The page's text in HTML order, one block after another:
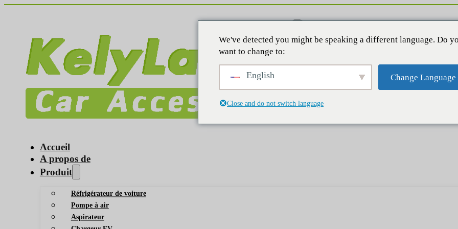
Accueil
A propos de
Produit
Réfrigérateur de voiture
Pompe à air
Aspirateur
We've detected you might be speaking a different language. Do
want to change to:
English Change Language
Close and do not switch language